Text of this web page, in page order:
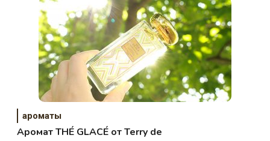
ароматы
Аромат THÉ GLACÉ от Terry de